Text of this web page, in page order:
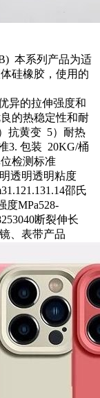
本系列产品为适
硅橡胶，使用的
强度和
的热稳定性和耐
抗黄变 5）耐热
3. 包装 20KG/桶
检测标准
透明透明粘度
邵氏
度MPa528-
断裂伸长
、表带产品